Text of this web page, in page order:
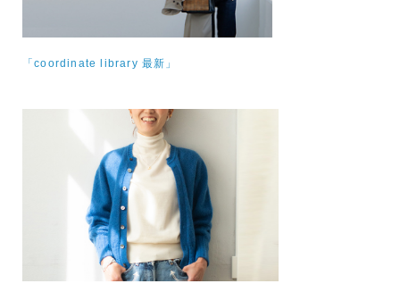
「coordinate library 最新」